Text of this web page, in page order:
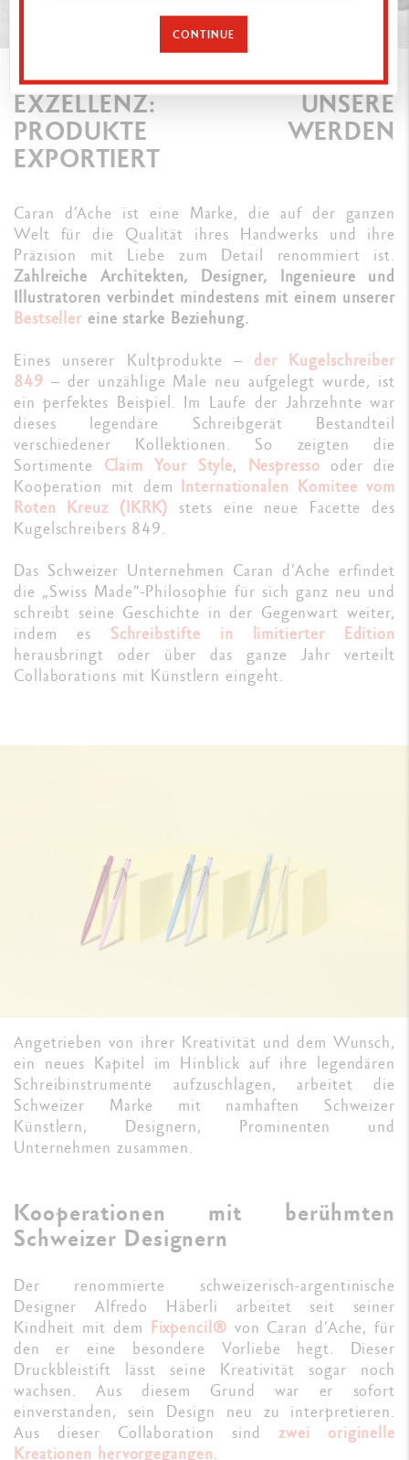
INTERNATIONAL ANERKANNTE
EXZELLENZ: UNSERE
PRODUKTE WERDEN
EXPORTIERT
Caran d’Ache ist eine Marke, die auf der ganzen
Welt für die Qualität ihres Handwerks und ihre
Präzision mit Liebe zum Detail renommiert ist.
Zahlreiche Architekten, Designer, Ingenieure und
Illustratoren verbindet mindestens mit einem unserer
Bestseller eine starke Beziehung.
Eines unserer Kultprodukte – der Kugelschreiber
849 – der unzählige Male neu aufgelegt wurde, ist
ein perfektes Beispiel. Im Laufe der Jahrzehnte war
dieses legendäre Schreibgerät Bestandteil
verschiedener Kollektionen. So zeigten die
Sortimente Claim Your Style, Nespresso oder die
Kooperation mit dem Internationalen Komitee vom
Roten Kreuz (IKRK) stets eine neue Facette des
Kugelschreibers 849.
Das Schweizer Unternehmen Caran d’Ache erfindet
die „Swiss Made“-Philosophie für sich ganz neu und
schreibt seine Geschichte in der Gegenwart weiter,
indem es Schreibstifte in limitierter Edition
herausbringt oder über das ganze Jahr verteilt
Collaborations mit Künstlern eingeht.
Angetrieben von ihrer Kreativität und dem Wunsch,
ein neues Kapitel im Hinblick auf ihre legendären
Schreibinstrumente aufzuschlagen, arbeitet die
Schweizer Marke mit namhaften Schweizer
Künstlern, Designern, Prominenten und
Unternehmen zusammen.
Kooperationen mit berühmten
Schweizer Designern
Der renommierte schweizerisch-argentinische
Designer Alfredo Häberli arbeitet seit seiner
Kindheit mit dem Fixpencil® von Caran d’Ache, für
den er eine besondere Vorliebe hegt. Dieser
Druckbleistift lässt seine Kreativität sogar noch
wachsen. Aus diesem Grund war er sofort
einverstanden, sein Design neu zu interpretieren.
Aus dieser Collaboration sind zwei originelle
Kreationen hervorgegangen.
CONTINUE